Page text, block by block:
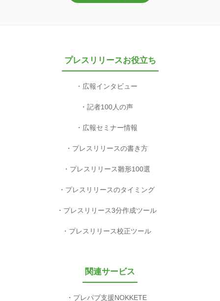
プレスリリースお役立ち
広報インタビュー
記者100人の声
広報セミナー情報
プレスリリースの書き方
プレスリリース雛形100選
プレスリリースのタイミング
プレスリリース3分作成ツール
プレスリリース校正ツール
関連サービス
プレパブ支援NOKKETE